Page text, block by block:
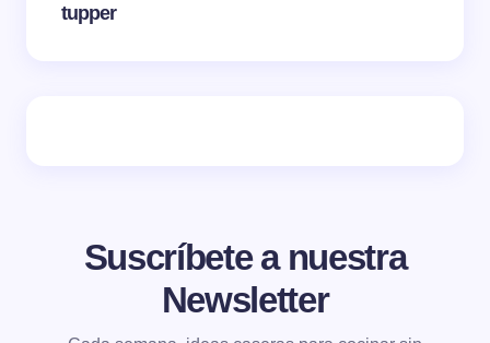
tupper
Suscríbete a nuestra
Newsletter